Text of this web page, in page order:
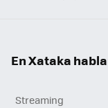
En Xataka
Streaming